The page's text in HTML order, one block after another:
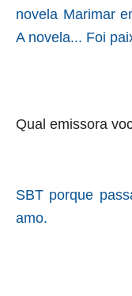
novela Marimar
A novela... Foi
Qual emissora
SBT porque
amo.